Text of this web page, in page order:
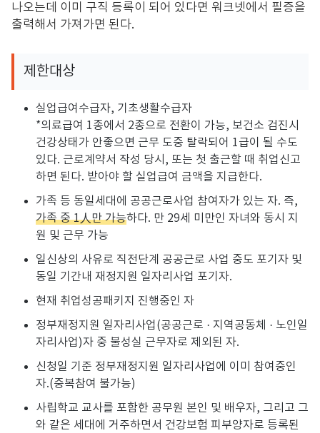
나오는데 이미 구직 등록이 되어 있다면 워크넷에서 필증을
출력해서 가져가면 된다.
제한대상
실업급여수급자, 기초생활수급자
*의료급여 1종에서 2종으로 전환이 가능, 보건소 검진시
건강상태가 안좋으면 근무 도중 탈락되어 1급이 될 수도
있다. 근로계약서 작성 당시 , 또는 첫 출근할 때 취업신고
하면 된다. 받아야 할 실업급여 금액을 지급한다.
가족 등 동일세대에 공공근로사업 참여자가 있는 자. 즉,
가족 중 1人만 가능하다. 만 29세 미만인 자녀와 동시 지
원 및 근무 가능
일신상의 사유로 직전단계 공공근로 사업 중도 포기자 및
동일 기간내 재정지원 일자리사업 포기자.
현재 취업성공패키지 진행중인 자
정부재정지원 일자리사업(공공근로 · 지역공동체 · 노인일
자리사업)자 중 불성실 근무자로 제외된 자.
신청일 기준 정부재정지원 일자리사업에 이미 참여중인
자.(중복참여 불가능)
사립학교 교사를 포함한 공무원 본인 및 배우자, 그리고 그
와 같은 세대에 거주하면서 건강보험 피부양자로 등록된